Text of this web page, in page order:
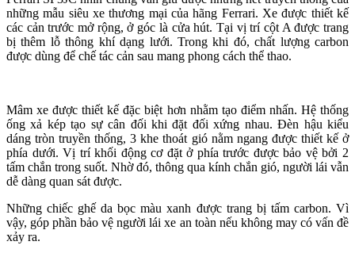
những mẫu siêu xe thương mại của hãng Ferrari. Xe được thiết kế
các cản trước mở rộng, ở góc là cửa hút. Tại vị trí cột A được trang
bị thêm lỗ thông khí dạng lưới. Trong khi đó, chất lượng carbon
được dùng để chế tác cản sau mang phong cách thể thao.
Mâm xe được thiết kế đặc biệt hơn nhằm tạo điểm nhấn. Hệ thống
ống xả kép tạo sự cân đối khi đặt đối xứng nhau. Đèn hậu kiểu
dáng tròn truyền thống, 3 khe thoát gió nằm ngang được thiết kế ở
phía dưới. Vị trí khối động cơ đặt ở phía trước được bảo vệ bởi 2
tấm chắn trong suốt. Nhờ đó, thông qua kính chắn gió, người lái vẫn
dễ dàng quan sát được.
Những chiếc ghế da bọc màu xanh được trang bị tấm carbon. Vì
vậy, góp phần bảo vệ người lái xe an toàn nếu không may có vấn đề
xảy ra.